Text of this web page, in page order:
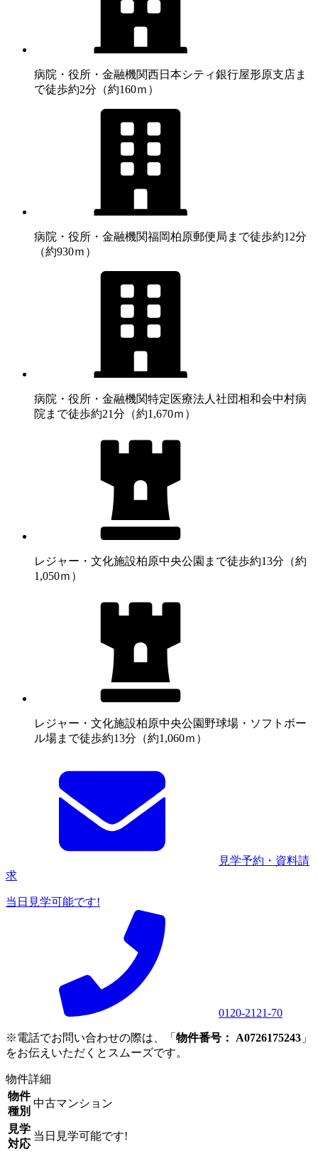
病院・役所・金融機関西日本シティ銀行屋形原支店ま
で徒歩約2分（約160ｍ）
病院・役所・金融機関福岡柏原郵便局まで徒歩約12分
（約930ｍ）
病院・役所・金融機関特定医療法人社団相和会中村病
院まで徒歩約21分（約1,670ｍ）
レジャー・文化施設柏原中央公園まで徒歩約13分（約
1,050ｍ）
レジャー・文化施設柏原中央公園野球場・ソフトボー
ル場まで徒歩約13分（約1,060ｍ）
見学予約・資料請
求
当日見学可能です!
0120-2121-70
※電話でお問い合わせの際は、「 物件番号： A0726175243 」
をお伝えいただくとスムーズです。
物件詳細
物件
種別
中古マンション
見学
対応
当日見学可能です!